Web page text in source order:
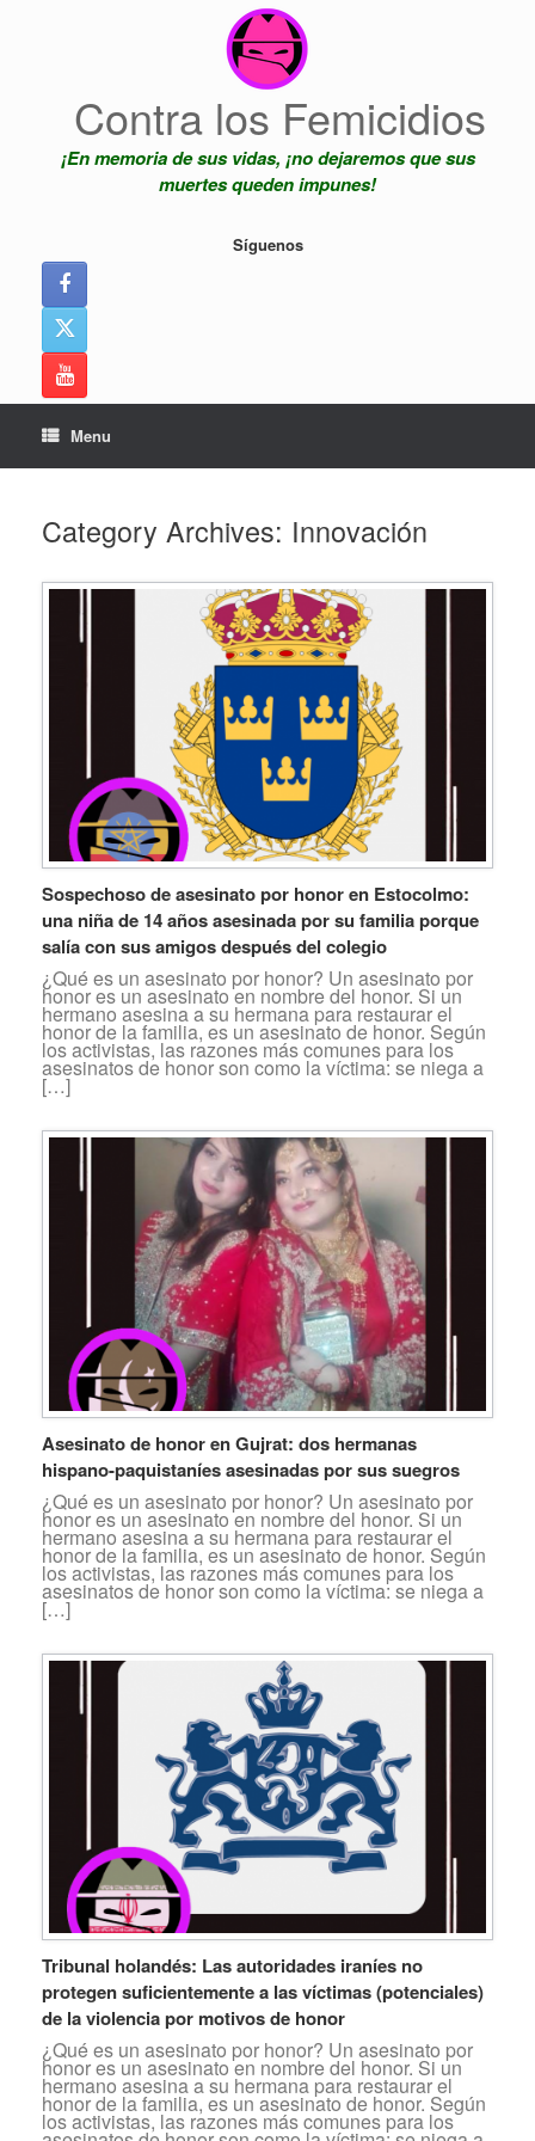
Contra los Femicidios
¡En memoria de sus vidas, ¡no dejaremos que sus
muertes queden impunes!
Síguenos
Menu
Category Archives: Innovación
Sospechoso de asesinato por honor en Estocolmo:
una niña de 14 años asesinada por su familia porque
salía con sus amigos después del colegio
¿Qué es un asesinato por honor? Un asesinato por
honor es un asesinato en nombre del honor. Si un
hermano asesina a su hermana para restaurar el
honor de la familia, es un asesinato de honor. Según
los activistas, las razones más comunes para los
asesinatos de honor son como la víctima: se niega a
[…]
Asesinato de honor en Gujrat: dos hermanas
hispano-paquistaníes asesinadas por sus suegros
¿Qué es un asesinato por honor? Un asesinato por
honor es un asesinato en nombre del honor. Si un
hermano asesina a su hermana para restaurar el
honor de la familia, es un asesinato de honor. Según
los activistas, las razones más comunes para los
asesinatos de honor son como la víctima: se niega a
[…]
Tribunal holandés: Las autoridades iraníes no
protegen suficientemente a las víctimas (potenciales)
de la violencia por motivos de honor
¿Qué es un asesinato por honor? Un asesinato por
honor es un asesinato en nombre del honor. Si un
hermano asesina a su hermana para restaurar el
honor de la familia, es un asesinato de honor. Según
los activistas, las razones más comunes para los